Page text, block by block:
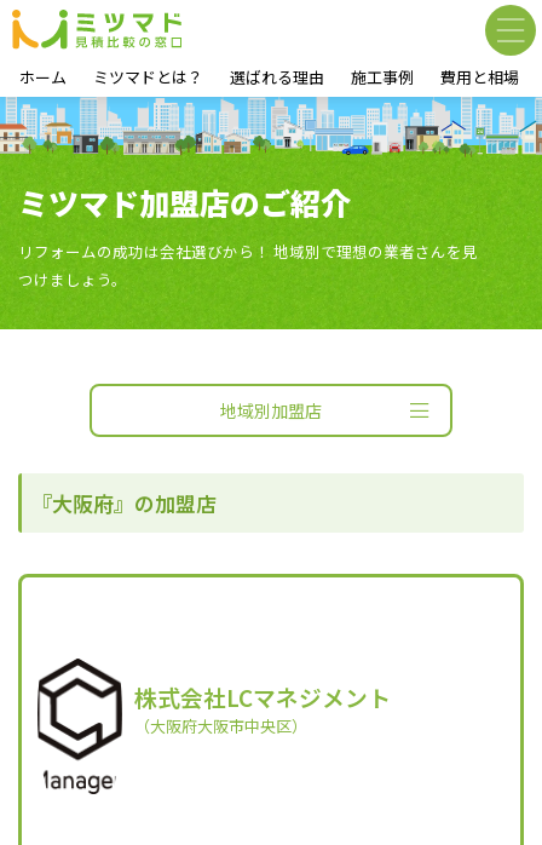
ホーム ミツマドとは？ 選ばれる理由 施工事例 費用と相場
ミツマド加盟店のご紹介
リフォームの成功は会社選びから！ 地域別で理想の業者さんを見
つけましょう。
地域別加盟店
『大阪府』の加盟店
株式会社LCマネジメント
（大阪府大阪市中央区）